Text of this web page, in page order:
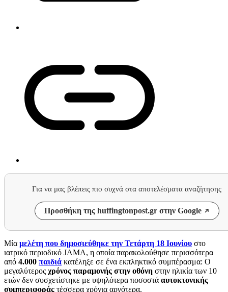
Για να μας βλέπεις πιο συχνά στα αποτελέσματα αναζήτησης
Προσθήκη της huffingtonpost.gr στην Google
Μία μελέτη που δημοσιεύθηκε την Τετάρτη 18 Ιουνίου στο
ιατρικό περιοδικό JAMA, η οποία παρακολούθησε περισσότερα
από 4.000 παιδιά κατέληξε σε ένα εκπληκτικό συμπέρασμα: Ο
μεγαλύτερος χρόνος παραμονής στην οθόνη στην ηλικία των 10
ετών δεν συσχετίστηκε με υψηλότερα ποσοστά αυτοκτονικής
συμπεριφοράς τέσσερα χρόνια αργότερα.